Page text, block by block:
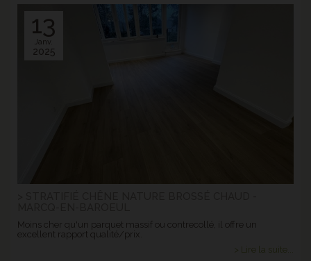
13
Janv.
2025
Moins cher qu'un parquet massif ou contrecollé, il offre un
excellent rapport qualité/prix.
> Lire la suite...